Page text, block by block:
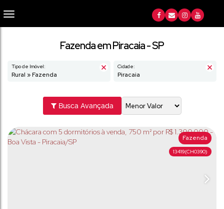
Fazenda em Piracaia - SP
Tipo de Imóvel:
Rural » Fazenda
Cidade:
Piracaia
Busca Avançada
13419(CH0390)
Fazenda